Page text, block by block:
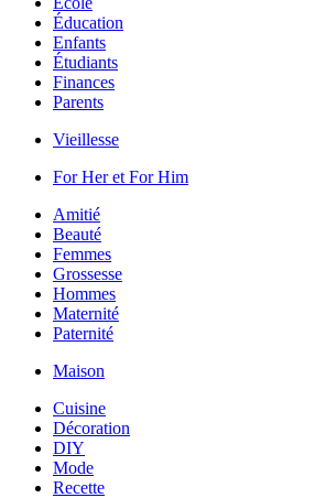
Éducation
Enfants
Étudiants
Finances
Parents
Vieillesse
For Her et For Him
Amitié
Beauté
Femmes
Grossesse
Hommes
Maternité
Paternité
Maison
Cuisine
Décoration
DIY
Mode
Recette